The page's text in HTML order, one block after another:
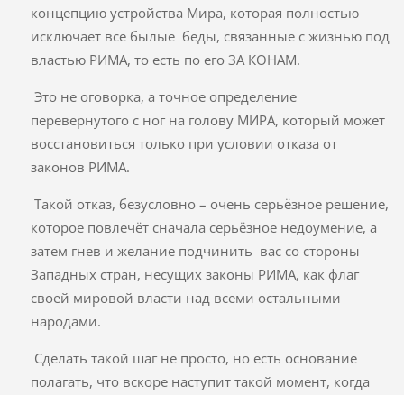
концепцию устройства Мира, которая полностью
исключает все былые беды, связанные с жизнью под
властью РИМА, то есть по его ЗА КОНАМ.
Это не оговорка, а точное определение
перевернутого с ног на голову МИРА, который может
восстановиться только при условии отказа от
законов РИМА.
Такой отказ, безусловно – очень серьёзное решение,
которое повлечёт сначала серьёзное недоумение, а
затем гнев и желание подчинить вас со стороны
Западных стран, несущих законы РИМА, как флаг
своей мировой власти над всеми остальными
народами.
Сделать такой шаг не просто, но есть основание
полагать, что вскоре наступит такой момент, когда